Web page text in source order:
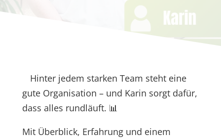
Hinter jedem starken Team steht eine
gute Organisation – und Karin sorgt dafür,
dass alles rundläuft. 📊
Mit Überblick, Erfahrung und einem